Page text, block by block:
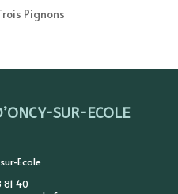
Pignons
SUR-ECOLE
Ecole
81 40